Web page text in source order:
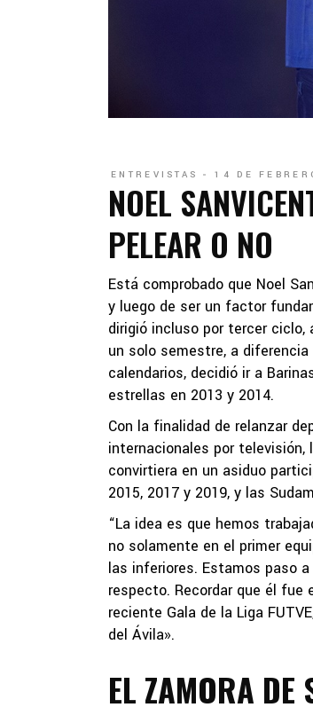
ENTREVISTAS 14 DE
NOEL
PELEAR O NO
Está comprobado que Noel
y luego de ser un factor
dirigió incluso por tercer
un solo semestre, a
calendarios, decidió ir a
estrellas en 2013 y 2014.
Con la finalidad de relanzar
internacionales por televisión,
convirtiera en un asiduo
2015, 2017 y 2019, y las
“La idea es que hemos
no solamente en el primer
las inferiores. Estamos paso
respecto. Recordar que él
reciente Gala de la Liga
del Ávila».
EL ZAMORA DE